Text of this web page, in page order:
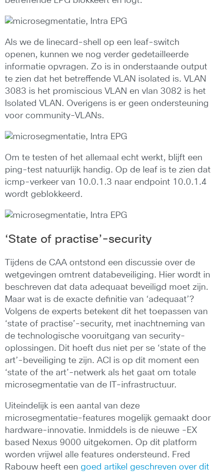
Als we de linecard-shell op een leaf-switch
openen, kunnen we nog verder gedetailleerde
informatie opvragen. Zo is in onderstaande output
te zien dat het betreffende VLAN isolated is. VLAN
3083 is het promiscious VLAN en vlan 3082 is het
Isolated VLAN. Overigens is er geen ondersteuning
voor community-VLANs.
Om te testen of het allemaal echt werkt, blijft een
ping-test natuurlijk handig. Op de leaf is te zien dat
icmp-verkeer van 10.0.1.3 naar endpoint 10.0.1.4
wordt geblokkeerd.
‘State of practise’-security
Tijdens de CAA ontstond een discussie over de
wetgevingen omtrent databeveiliging. Hier wordt in
beschreven dat data adequaat beveiligd moet zijn.
Maar wat is de exacte definitie van ‘adequaat’?
Volgens de experts betekent dit het toepassen van
‘state of practise’-security, met inachtneming van
de technologische vooruitgang van security-
oplossingen. Dit hoeft dus niet per se ‘state of the
art’-beveiliging te zijn. ACI is op dit moment een
‘state of the art’-netwerk als het gaat om totale
microsegmentatie van de IT-infrastructuur.
Uiteindelijk is een aantal van deze
microsegmentatie-features mogelijk gemaakt door
hardware-innovatie. Inmiddels is de nieuwe -EX
based Nexus 9000 uitgekomen. Op dit platform
worden vrijwel alle features ondersteund. Fred
Rabouw heeft een goed artikel geschreven over dit